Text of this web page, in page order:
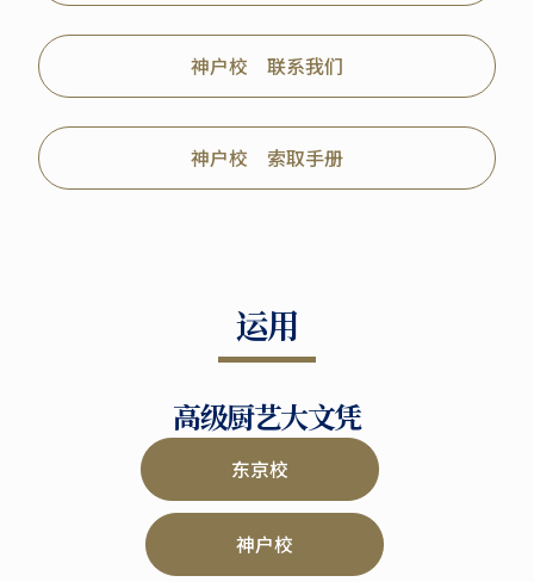
神户校 联系我们
神户校 索取手册
运用
高级厨艺大文凭
东京校
神户校